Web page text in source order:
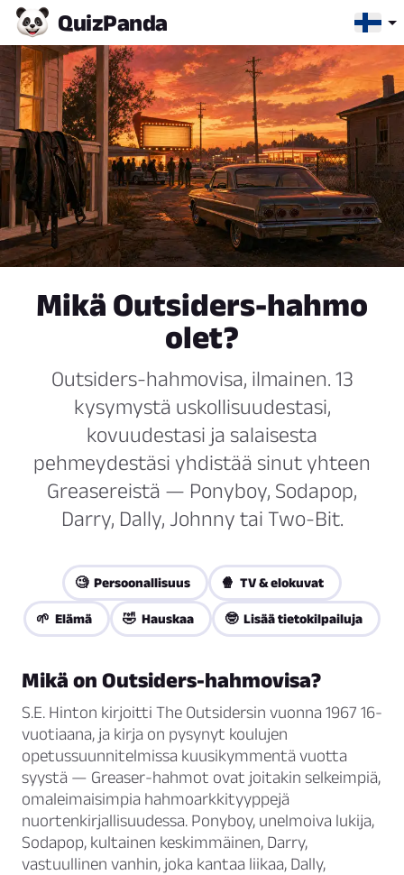
QuizPanda
Mikä Outsiders-hahmo
olet?
Outsiders-hahmovisa, ilmainen. 13
kysymystä uskollisuudestasi,
kovuudestasi ja salaisesta
pehmeydestäsi yhdistää sinut yhteen
Greasereistä — Ponyboy, Sodapop,
Darry, Dally, Johnny tai Two-Bit.
🧐 Persoonallisuus 🍿 TV & elokuvat
🌱 Elämä 🤣 Hauskaa 🤓 Lisää tietokilpailuja
Mikä on Outsiders-hahmovisa?
S.E. Hinton kirjoitti The Outsidersin vuonna 1967 16-
vuotiaana, ja kirja on pysynyt koulujen
opetussuunnitelmissa kuusikymmentä vuotta
syystä — Greaser-hahmot ovat joitakin selkeimpiä,
omaleimaisimpia hahmoarkkityyppejä
nuortenkirjallisuudessa. Ponyboy, unelmoiva lukija,
Sodapop, kultainen keskimmäinen, Darry,
vastuullinen vanhin, joka kantaa liikaa, Dally,